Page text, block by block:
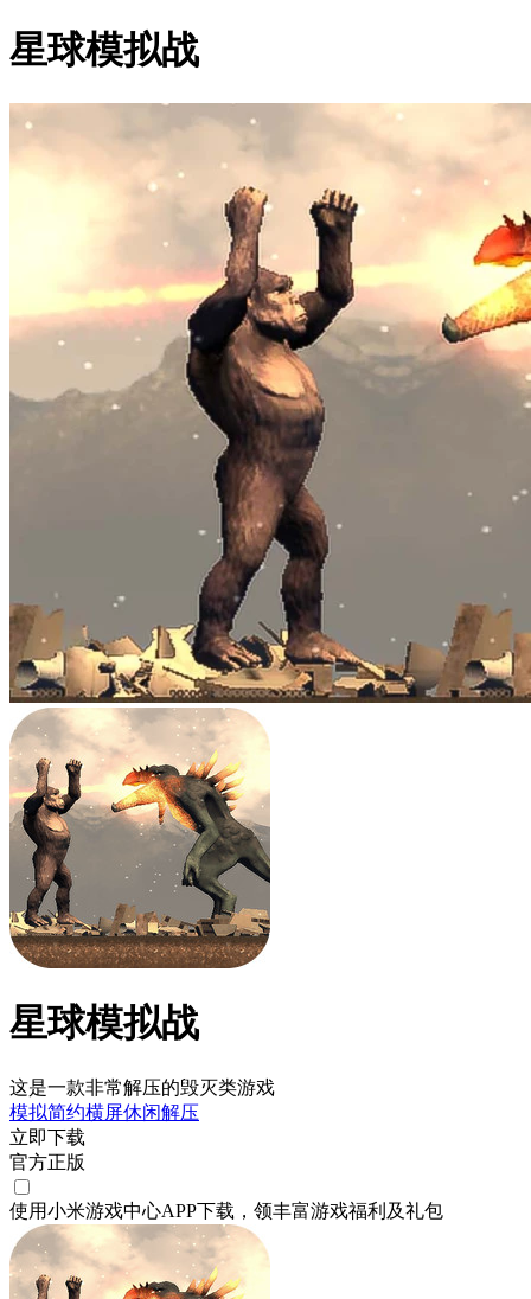
星球模拟战
星球模拟战
这是一款非常解压的毁灭类游戏
模拟简约横屏休闲解压
立即下载
官方正版
使用小米游戏中心APP下载 ，领丰富游戏福利 及礼包